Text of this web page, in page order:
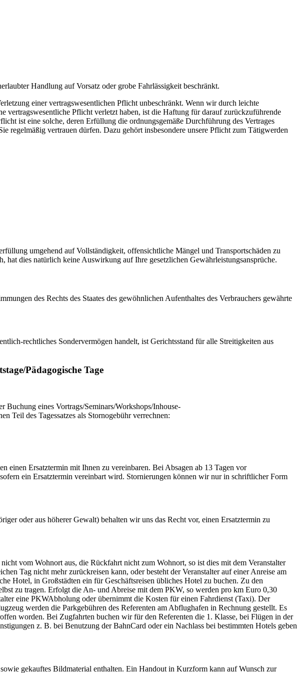
Handlung auf Vorsatz oder grobe Fahrlässigkeit beschränkt.
einer vertragswesentlichen Pflicht unbeschränkt. Wenn wir durch leichte
Pflicht verletzt haben, ist die Haftung für darauf zurückzuführende
ist eine solche, deren Erfüllung die ordnungsgemäße Durchführung des Vertrages
regelmäßig vertrauen dürfen. Dazu gehört insbesondere unsere Pflicht zum Tätigwerden
umgehend auf Vollständigkeit, offensichtliche Mängel und Transportschäden zu
dies natürlich keine Auswirkung auf Ihre gesetzlichen Gewährleistungsansprüche.
des Rechts des Staates des gewöhnlichen Aufenthaltes des Verbrauchers gewährte
rechtliches Sondervermögen handelt, ist Gerichtsstand für alle Streitigkeiten aus
Pädagogische Tage
eines Vortrags/Seminars/Workshops/Inhouse-
Teil des Tagessatzes als Stornogebühr verrechnen:
einen Ersatztermin mit Ihnen zu vereinbaren. Bei Absagen ab 13 Tagen vor
ein Ersatztermin vereinbart wird. Stornierungen können wir nur in schriftlicher Form
oder aus höherer Gewalt) behalten wir uns das Recht vor, einen Ersatztermin zu
vom Wohnort aus, die Rückfahrt nicht zum Wohnort, so ist dies mit dem Veranstalter
Tag nicht mehr zurückreisen kann, oder besteht der Veranstalter auf einer Anreise am
Hotel, in Großstädten ein für Geschäftsreisen übliches Hotel zu buchen. Zu den
zu tragen. Erfolgt die An- und Abreise mit dem PKW, so werden pro km Euro 0,30
eine PKWAbholung oder übernimmt die Kosten für einen Fahrdienst (Taxi). Der
werden die Parkgebühren des Referenten am Abflughafen in Rechnung gestellt. Es
worden. Bei Zugfahrten buchen wir für den Referenten die 1. Klasse, bei Flügen in der
z. B. bei Benutzung der BahnCard oder ein Nachlass bei bestimmten Hotels geben
gekauftes Bildmaterial enthalten. Ein Handout in Kurzform kann auf Wunsch zur